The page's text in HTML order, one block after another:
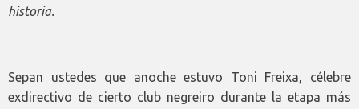
historia.
Sepan ustedes que anoche estuvo Toni Freixa, célebre
exdirectivo de cierto club negreiro durante la etapa más